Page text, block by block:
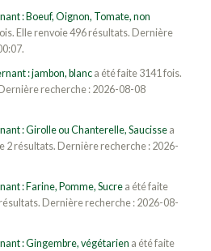
: Boeuf, Oignon, Tomate, non
Elle renvoie 496 résultats. Dernière
: jambon, blanca été faite 3141 fois.
recherche : 2026-08-08
: Girolle ou Chanterelle, Saucissea
2 résultats. Dernière recherche : 2026-
: Farine, Pomme, Sucrea été faite
Dernière recherche : 2026-08-
: Gingembre, végétarien a été faite